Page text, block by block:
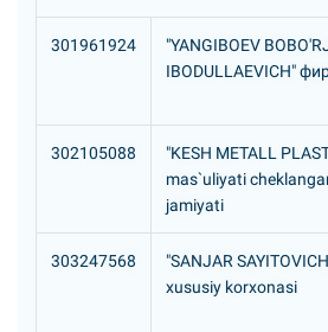
301961924
"YANGIBOEV
IBODULLAEVICH"
302105088
"KESH METALL
mas`uliyati
jamiyati
303247568
"SANJAR
xususiy korxonasi